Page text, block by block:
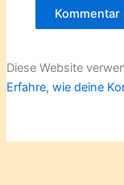
Diese Website
Erfahre, wie deine